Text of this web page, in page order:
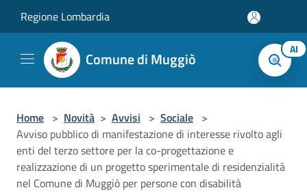
Regione Lombardia
Comune di Muggiò AI
Home > Novità > Avvisi > Sociale >
Avviso pubblico di manifestazione di interesse rivolto agli
enti del terzo settore per la co-progettazione e
realizzazione di un progetto sperimentale di residenzialità
nel Comune di Muggiò per persone con disabilità